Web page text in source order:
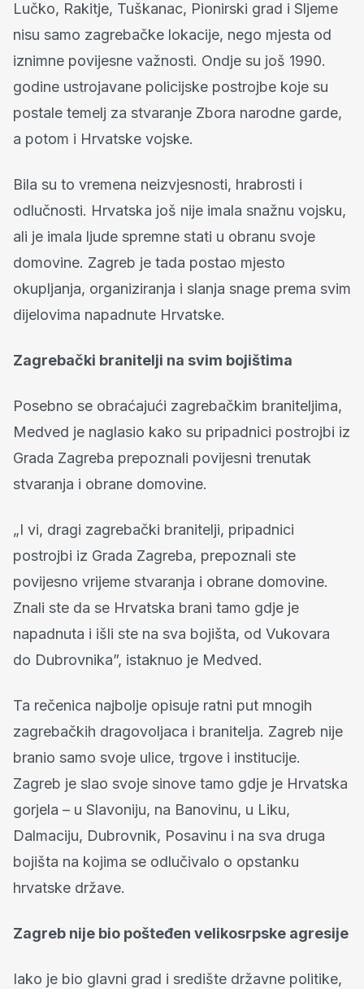
Lučko, Rakitje, Tuškanac, Pionirski grad i Sljeme
nisu samo zagrebačke lokacije, nego mjesta od
iznimne povijesne važnosti. Ondje su još 1990.
godine ustrojavane policijske postrojbe koje su
postale temelj za stvaranje Zbora narodne garde,
a potom i Hrvatske vojske.
Bila su to vremena neizvjesnosti, hrabrosti i
odlučnosti. Hrvatska još nije imala snažnu vojsku,
ali je imala ljude spremne stati u obranu svoje
domovine. Zagreb je tada postao mjesto
okupljanja, organiziranja i slanja snage prema svim
dijelovima napadnute Hrvatske.
Zagrebački branitelji na svim bojištima
Posebno se obraćajući zagrebačkim braniteljima,
Medved je naglasio kako su pripadnici postrojbi iz
Grada Zagreba prepoznali povijesni trenutak
stvaranja i obrane domovine.
„I vi, dragi zagrebački branitelji, pripadnici
postrojbi iz Grada Zagreba, prepoznali ste
povijesno vrijeme stvaranja i obrane domovine.
Znali ste da se Hrvatska brani tamo gdje je
napadnuta i išli ste na sva bojišta, od Vukovara
do Dubrovnika”, istaknuo je Medved.
Ta rečenica najbolje opisuje ratni put mnogih
zagrebačkih dragovoljaca i branitelja. Zagreb nije
branio samo svoje ulice, trgove i institucije.
Zagreb je slao svoje sinove tamo gdje je Hrvatska
gorjela – u Slavoniju, na Banovinu, u Liku,
Dalmaciju, Dubrovnik, Posavinu i na sva druga
bojišta na kojima se odlučivalo o opstanku
hrvatske države.
Zagreb nije bio pošteđen velikosrpske agresije
Iako je bio glavni grad i središte državne politike,